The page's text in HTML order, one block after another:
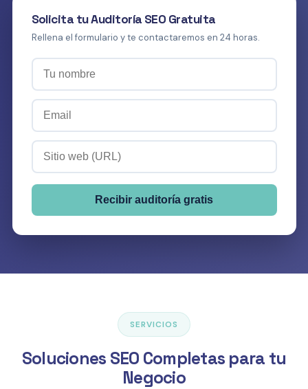
Solicita tu Auditoría SEO Gratuita
Rellena el formulario y te contactaremos en 24 horas.
Recibir auditoría gratis
SERVICIOS
Soluciones SEO Completas para tu
Negocio